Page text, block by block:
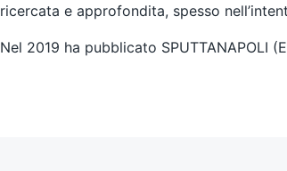
ricercata e approfondita, spesso
Nel 2019 ha pubblicato SPUTTANAPOLI